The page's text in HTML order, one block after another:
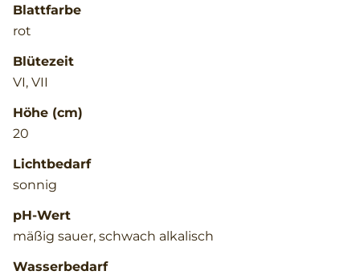
Blattfarbe
rot
Blütezeit
VI, VII
Höhe (cm)
20
Lichtbedarf
sonnig
pH-Wert
mäßig sauer, schwach alkalisch
Wasserbedarf